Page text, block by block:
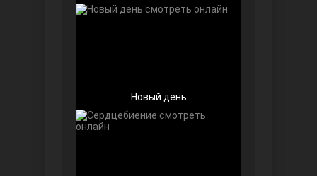
Любовь напоказ
Новый день